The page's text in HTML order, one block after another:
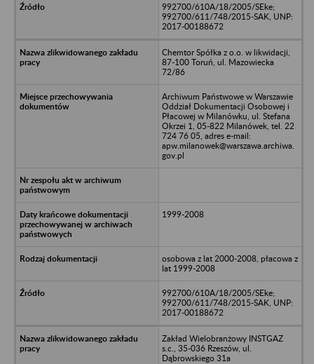
992700/610A/18/2005/SEke;
992700/611/748/2015-SAK, UNP:
2017-00188672
Chemtor Spółka z o.o. w likwidacji,
87-100 Toruń, ul. Mazowiecka
72/86
Archiwum Państwowe w Warszawie
Oddział Dokumentacji Osobowej i
Płacowej w Milanówku, ul. Stefana
Okrzei 1, 05-822 Milanówek, tel. 22
724 76 05, adres e-mail:
apw.milanowek@warszawa.archiwa.
gov.pl
1999-2008
osobowa z lat 2000-2008, płacowa z
lat 1999-2008
992700/610A/18/2005/SEke;
992700/611/748/2015-SAK, UNP:
2017-00188672
Zakład Wielobranżowy INSTGAZ
s.c., 35-036 Rzeszów, ul.
Dąbrowskiego 31a